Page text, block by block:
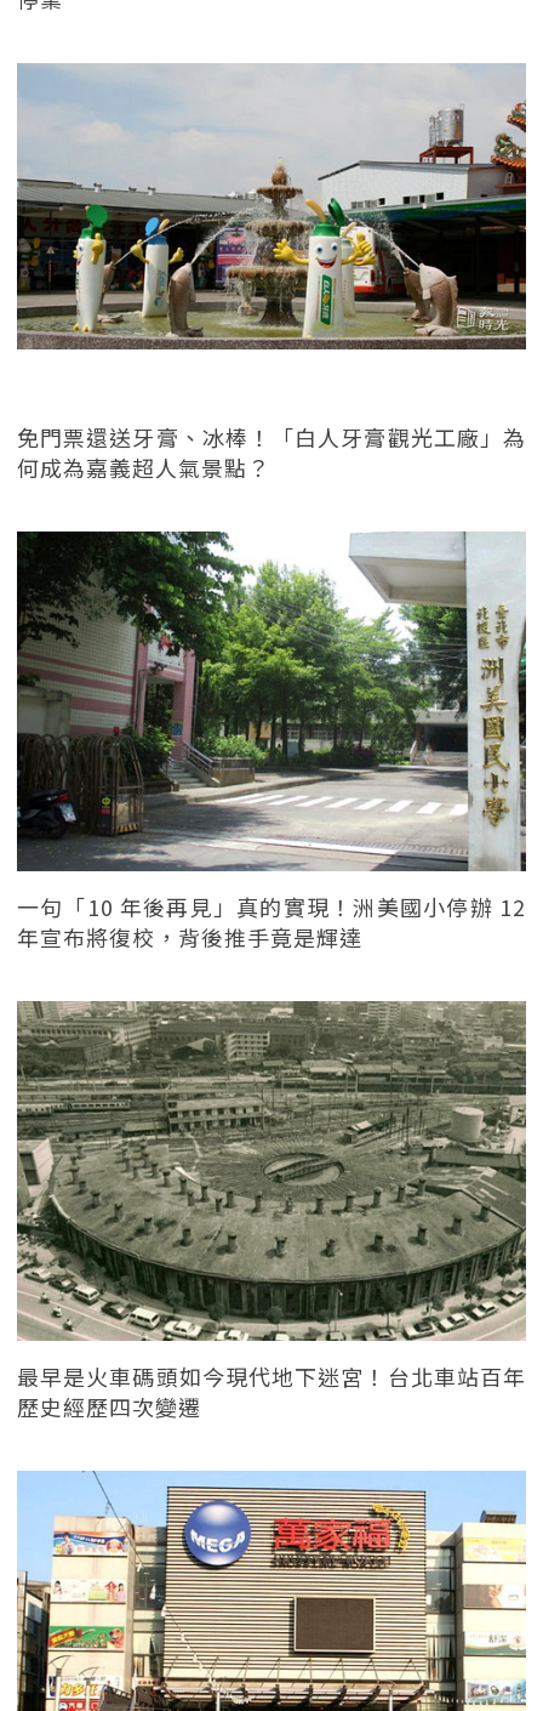
免門票還送牙膏、冰棒！「白人牙膏觀光工廠」為
何成為嘉義超人氣景點？
一句「10 年後再見」真的實現！洲美國小停辦 12
年宣布將復校，背後推手竟是輝達
最早是火車碼頭如今現代地下迷宮！台北車站百年
歷史經歷四次變遷